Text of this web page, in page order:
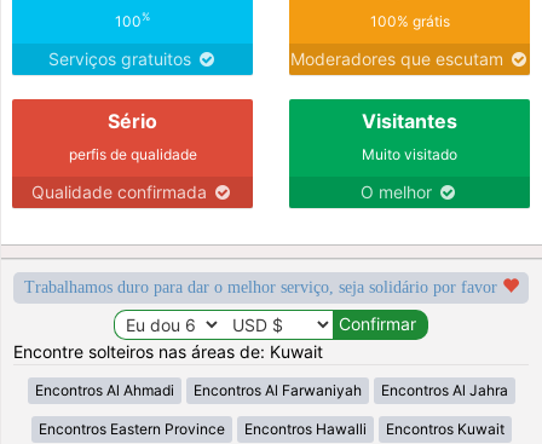
100%
Serviços gratuitos
100% grátis
Moderadores que escutam
Sério
perfis de qualidade
Qualidade confirmada
Visitantes
Muito visitado
O melhor
Trabalhamos duro para dar o melhor serviço, seja solidário por favor
Encontre solteiros nas áreas de: Kuwait
Encontros Al Ahmadi Encontros Al Farwaniyah Encontros Al Jahra
Encontros Eastern Province Encontros Hawalli Encontros Kuwait